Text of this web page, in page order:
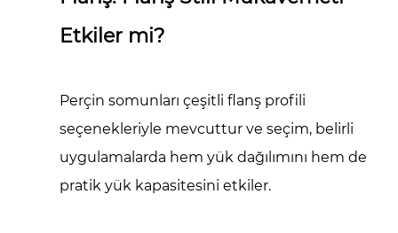
Etkiler mi?
Perçin somunları çeşitli flanş profili
seçenekleriyle mevcuttur ve seçim, belirli
uygulamalarda hem yük dağılımını hem de
pratik yük kapasitesini etkiler.